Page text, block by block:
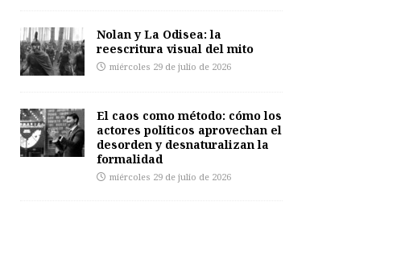
Nolan y La Odisea: la
reescritura visual del mito
miércoles 29 de julio de 2026
El caos como método: cómo los
actores políticos aprovechan el
desorden y desnaturalizan la
formalidad
miércoles 29 de julio de 2026